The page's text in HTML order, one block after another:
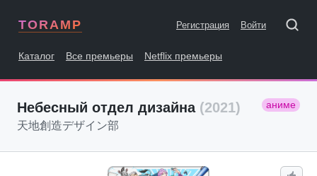
TORAMP Регистрация Войти
Каталог Все премьеры Netflix премьеры
Небесный отдел дизайна (2021) аниме
天地創造デザイン部